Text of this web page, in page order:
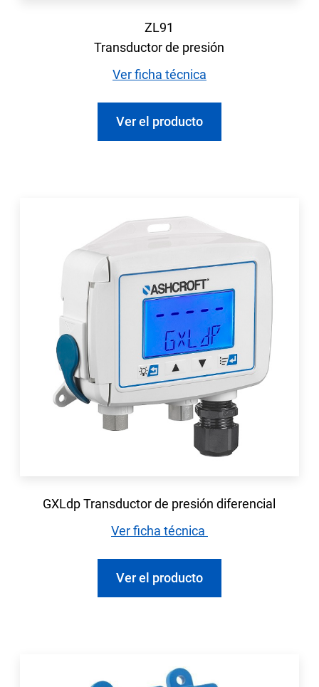
ZL91
Transductor de presión
Ver ficha técnica
Ver el producto
GXLdp Transductor de presión diferencial
Ver ficha técnica
Ver el producto